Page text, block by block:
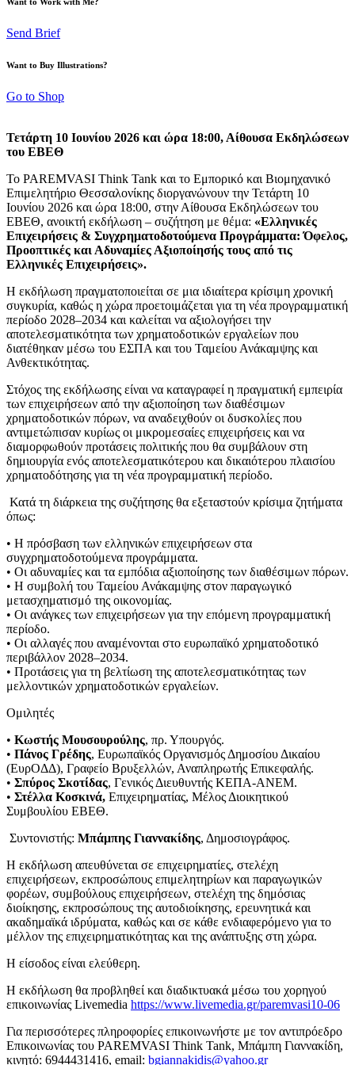
Send Brief
Want to Buy Illustrations?
Go to Shop
Τετάρτη 10 Ιουνίου 2026 και ώρα 18:00, Αίθουσα Εκδηλώσεων
του ΕΒΕΘ
Το PAREMVASI Think Tank και το Εμπορικό και Βιομηχανικό
Επιμελητήριο Θεσσαλονίκης διοργανώνουν την Τετάρτη 10
Ιουνίου 2026 και ώρα 18:00, στην Αίθουσα Εκδηλώσεων του
ΕΒΕΘ, ανοικτή εκδήλωση – συζήτηση με θέμα: «Ελληνικές
Επιχειρήσεις & Συγχρηματοδοτούμενα Προγράμματα: Όφελος,
Προοπτικές και Αδυναμίες Αξιοποίησής τους από τις
Ελληνικές Επιχειρήσεις».
Η εκδήλωση πραγματοποιείται σε μια ιδιαίτερα κρίσιμη χρονική
συγκυρία, καθώς η χώρα προετοιμάζεται για τη νέα προγραμματική
περίοδο 2028–2034 και καλείται να αξιολογήσει την
αποτελεσματικότητα των χρηματοδοτικών εργαλείων που
διατέθηκαν μέσω του ΕΣΠΑ και του Ταμείου Ανάκαμψης και
Ανθεκτικότητας.
Στόχος της εκδήλωσης είναι να καταγραφεί η πραγματική εμπειρία
των επιχειρήσεων από την αξιοποίηση των διαθέσιμων
χρηματοδοτικών πόρων, να αναδειχθούν οι δυσκολίες που
αντιμετώπισαν κυρίως οι μικρομεσαίες επιχειρήσεις και να
διαμορφωθούν προτάσεις πολιτικής που θα συμβάλουν στη
δημιουργία ενός αποτελεσματικότερου και δικαιότερου πλαισίου
χρηματοδότησης για τη νέα προγραμματική περίοδο.
Κατά τη διάρκεια της συζήτησης θα εξεταστούν κρίσιμα ζητήματα
όπως:
• Η πρόσβαση των ελληνικών επιχειρήσεων στα
συγχρηματοδοτούμενα προγράμματα.
• Οι αδυναμίες και τα εμπόδια αξιοποίησης των διαθέσιμων πόρων.
• Η συμβολή του Ταμείου Ανάκαμψης στον παραγωγικό
μετασχηματισμό της οικονομίας.
• Οι ανάγκες των επιχειρήσεων για την επόμενη προγραμματική
περίοδο.
• Οι αλλαγές που αναμένονται στο ευρωπαϊκό χρηματοδοτικό
περιβάλλον 2028–2034.
• Προτάσεις για τη βελτίωση της αποτελεσματικότητας των
μελλοντικών χρηματοδοτικών εργαλείων.
Ομιλητές
• Κωστής Μουσουρούλης, πρ. Υπουργός.
• Πάνος Γρέδης, Ευρωπαϊκός Οργανισμός Δημοσίου Δικαίου
(ΕυρΟΔΔ), Γραφείο Βρυξελλών, Αναπληρωτής Επικεφαλής.
• Σπύρος Σκοτίδας, Γενικός Διευθυντής ΚΕΠΑ-ΑΝΕΜ.
• Στέλλα Κοσκινά, Επιχειρηματίας, Μέλος Διοικητικού
Συμβουλίου ΕΒΕΘ.
Συντονιστής: Μπάμπης Γιαννακίδης, Δημοσιογράφος.
Η εκδήλωση απευθύνεται σε επιχειρηματίες, στελέχη
επιχειρήσεων, εκπροσώπους επιμελητηρίων και παραγωγικών
φορέων, συμβούλους επιχειρήσεων, στελέχη της δημόσιας
διοίκησης, εκπροσώπους της αυτοδιοίκησης, ερευνητικά και
ακαδημαϊκά ιδρύματα, καθώς και σε κάθε ενδιαφερόμενο για το
μέλλον της επιχειρηματικότητας και της ανάπτυξης στη χώρα.
H είσοδος είναι ελεύθερη.
Η εκδήλωση θα προβληθεί και διαδικτυακά μέσω του χορηγού
επικοινωνίας Livemedia https://www.livemedia.gr/paremvasi10-06
Για περισσότερες πληροφορίες επικοινωνήστε με τον αντιπρόεδρο
Επικοινωνίας του PAREMVASI Think Tank, Μπάμπη Γιαννακίδη,
κινητό: 6944431416, email: bgiannakidis@yahoo.gr